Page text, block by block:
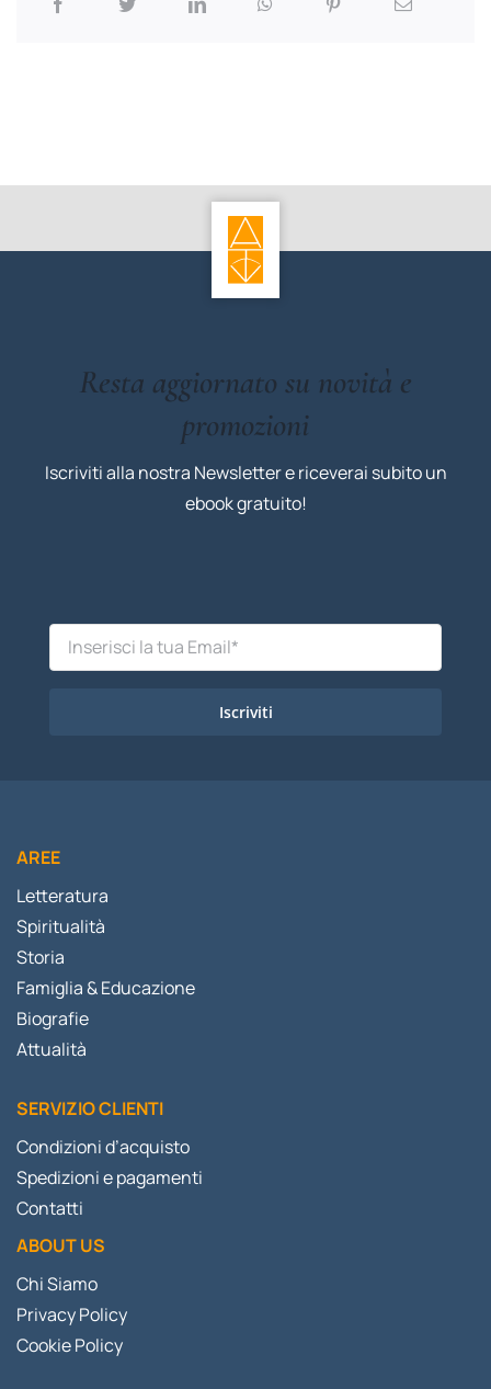
Resta aggiornato su novità e
promozioni
Iscriviti alla nostra Newsletter e riceverai subito un
ebook gratuito!
Iscriviti
AREE
Letteratura
Spiritualità
Storia
Famiglia & Educazione
Biografie
Attualità
SERVIZIO CLIENTI
Condizioni d’acquisto
Spedizioni e pagamenti
Contatti
ABOUT US
Chi Siamo
Privacy Policy
Cookie Policy